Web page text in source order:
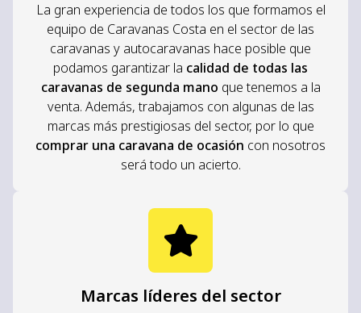
La gran experiencia de todos los que formamos el
equipo de Caravanas Costa en el sector de las
caravanas y autocaravanas hace posible que
podamos garantizar la calidad de todas las
caravanas de segunda mano que tenemos a la
venta. Además, trabajamos con algunas de las
marcas más prestigiosas del sector, por lo que
comprar una caravana de ocasión con nosotros
será todo un acierto.
Marcas líderes del sector